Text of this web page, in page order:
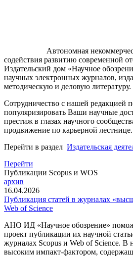
Автономная
содействия развитию современной
Издательский дом «Научное
научных электронных журналов,
методическую и деловую литературу.
Сотрудничество с нашей редакцией
популяризировать Ваши научные
престиж в глазах научного
продвижение по карьерной лестнице.
Перейти в раздел Издательская
Перейти
Публикации Scopus и WOS
архив
16.04.2026
Публикация статей в журналах
Web of Science
АНО ИД «Научное обозрение»
проект публикации их научной
журналах Scopus и Web of Science. В
высоким импакт-фактором,